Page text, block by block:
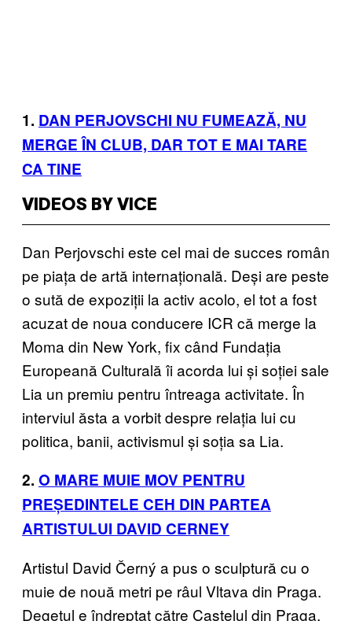
1. DAN PERJOVSCHI NU FUMEAZĂ, NU
MERGE ÎN CLUB, DAR TOT E MAI TARE
CA TINE
VIDEOS BY VICE
Dan Perjovschi este cel mai de succes român
pe piața de artă internațională. Deși are peste
o sută de expoziții la activ acolo, el tot a fost
acuzat de noua conducere ICR că merge la
Moma din New York, fix când Fundația
Europeană Culturală îi acorda lui și soției sale
Lia un premiu pentru întreaga activitate. În
interviul ăsta a vorbit despre relația lui cu
politica, banii, activismul și soția sa Lia.
2. O MARE MUIE MOV PENTRU
PREȘEDINTELE CEH DIN PARTEA
ARTISTULUI DAVID CERNEY
Artistul David Černý a pus o sculptură cu o
muie de nouă metri pe râul Vltava din Praga.
Degetul e îndreptat către Castelul din Praga,